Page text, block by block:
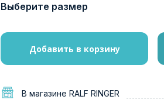
Выберите размер
Добавить в корзину
В магазине RALF RINGER